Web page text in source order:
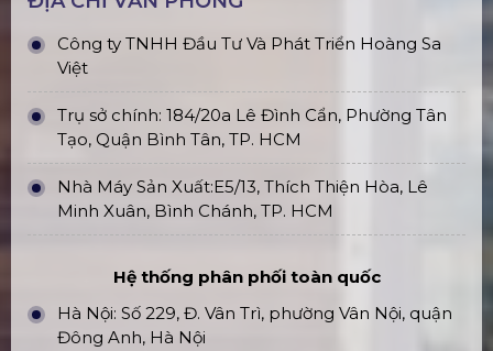
Công ty TNHH Đầu Tư Và Phát Triển Hoàng Sa
Việt
Trụ sở chính: 184/20a Lê Đình Cẩn, Phường Tân
Tạo, Quận Bình Tân, TP. HCM
Nhà Máy Sản Xuất:E5/13, Thích Thiện Hòa, Lê
Minh Xuân, Bình Chánh, TP. HCM
Hệ thống phân phối toàn quốc
Hà Nội: Số 229, Đ. Vân Trì, phường Vân Nội, quận
Đông Anh, Hà Nội